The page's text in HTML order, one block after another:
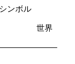
ンボル
） 世界